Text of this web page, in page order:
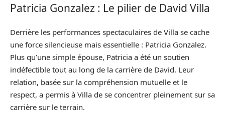
Patricia Gonzalez : Le pilier de David Villa
Derrière les performances spectaculaires de Villa se cache
une force silencieuse mais essentielle : Patricia Gonzalez.
Plus qu’une simple épouse, Patricia a été un soutien
indéfectible tout au long de la carrière de David. Leur
relation, basée sur la compréhension mutuelle et le
respect, a permis à Villa de se concentrer pleinement sur sa
carrière sur le terrain.